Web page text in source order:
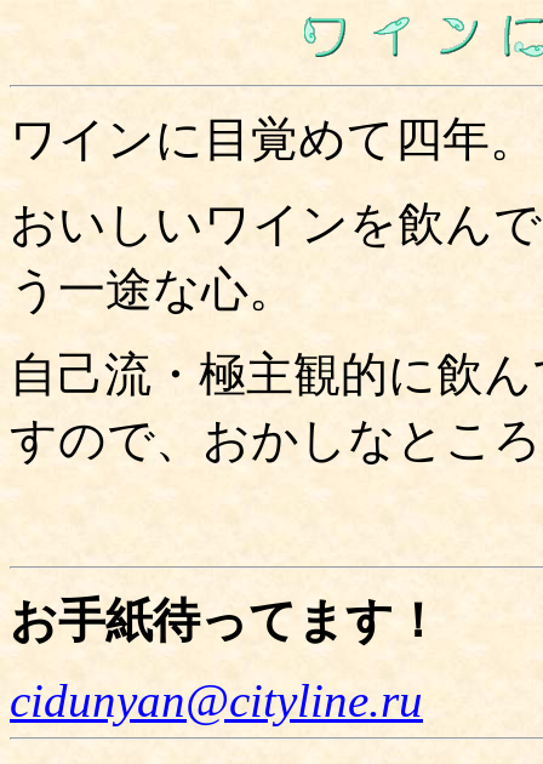
ワインに目覚めて四年。
おいしいワインを飲ん
う一途な心。
自己流・極主観的に飲
すので、おかしなとこ
お手紙待ってます！
cidunyan@cityline.ru